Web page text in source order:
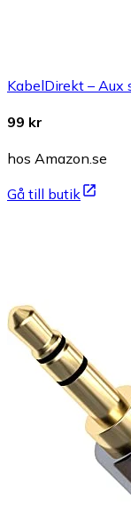
KabelDirekt – Aux
99 kr
hos Amazon.se
Gå till butik